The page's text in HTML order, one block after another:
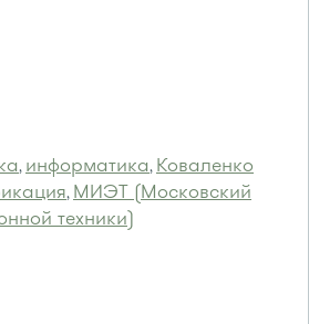
, информатика, Коваленко
, МИЭТ (Московский
техники)